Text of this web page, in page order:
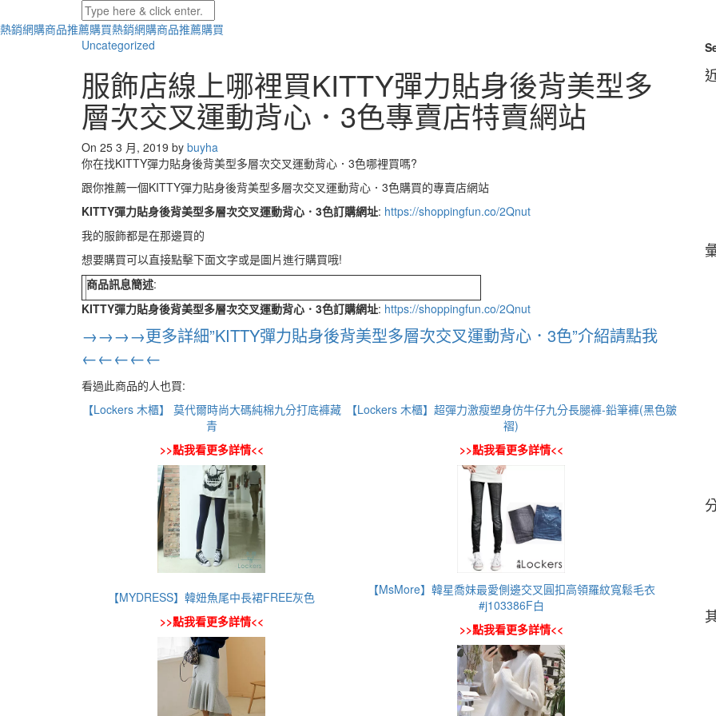
熱銷網購商品推薦購買熱銷網購商品推薦購買
Uncategorized
服飾店線上哪裡買KITTY彈力貼身後背美型多
層次交叉運動背心．3色專賣店特賣網站
On 25 3 月, 2019 by buyha
你在找KITTY彈力貼身後背美型多層次交叉運動背心．3色哪裡買嗎?
跟你推薦一個KITTY彈力貼身後背美型多層次交叉運動背心．3色購買的專賣店網站
KITTY彈力貼身後背美型多層次交叉運動背心．3色訂購網址: https://shoppingfun.co/2Qnut
我的服飾都是在那邊買的
想要購買可以直接點擊下面文字或是圖片進行購買哦!
商品訊息簡述:
KITTY彈力貼身後背美型多層次交叉運動背心．3色訂購網址: https://shoppingfun.co/2Qnut
→→→→更多詳細”KITTY彈力貼身後背美型多層次交叉運動背心．3色”介紹請點我
←←←←←
看過此商品的人也買:
【Lockers 木櫃】 莫代爾時尚大碼純棉九分打底褲藏
青
>>點我看更多詳情<<
【Lockers 木櫃】超彈力激瘦塑身仿牛仔九分長腿褲-鉛筆褲(黑色皺
褶)
>>點我看更多詳情<<
【MYDRESS】韓妞魚尾中長裙FREE灰色
>>點我看更多詳情<<
【MsMore】韓星喬妹最愛側邊交叉圓扣高領羅紋寬鬆毛衣
#j103386F白
>>點我看更多詳情<<